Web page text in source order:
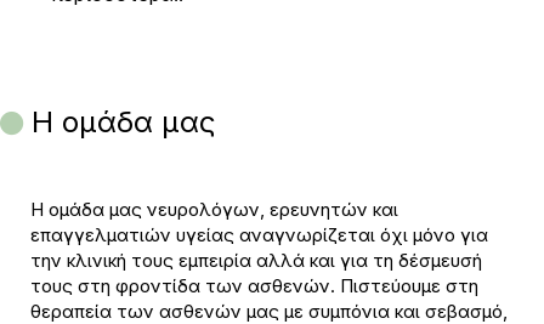
Η ομάδα μας
Η ομάδα μας νευρολόγων, ερευνητών και
επαγγελματιών υγείας αναγνωρίζεται όχι μόνο για
την κλινική τους εμπειρία αλλά και για τη δέσμευσή
τους στη φροντίδα των ασθενών. Πιστεύουμε στη
θεραπεία των ασθενών μας με συμπόνια και σεβασμό,